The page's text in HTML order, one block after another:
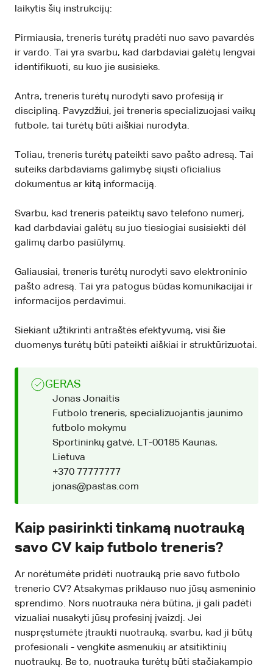
laikytis šių instrukcijų:
Pirmiausia, treneris turėtų pradėti nuo savo pavardės
ir vardo. Tai yra svarbu, kad darbdaviai galėtų lengvai
identifikuoti, su kuo jie susisieks.
Antra, treneris turėtų nurodyti savo profesiją ir
discipliną. Pavyzdžiui, jei treneris specializuojasi vaikų
futbole, tai turėtų būti aiškiai nurodyta.
Toliau, treneris turėtų pateikti savo pašto adresą. Tai
suteiks darbdaviams galimybę siųsti oficialius
dokumentus ar kitą informaciją.
Svarbu, kad treneris pateiktų savo telefono numerį,
kad darbdaviai galėtų su juo tiesiogiai susisiekti dėl
galimų darbo pasiūlymų.
Galiausiai, treneris turėtų nurodyti savo elektroninio
pašto adresą. Tai yra patogus būdas komunikacijai ir
informacijos perdavimui.
Siekiant užtikrinti antraštės efektyvumą, visi šie
duomenys turėtų būti pateikti aiškiai ir struktūrizuotai.
GERAS
Jonas Jonaitis
Futbolo treneris, specializuojantis jaunimo
futbolo mokymu
Sportininkų gatvė, LT-00185 Kaunas,
Lietuva
+370 77777777
jonas@pastas.com
Kaip pasirinkti tinkamą nuotrauką
savo CV kaip futbolo treneris?
Ar norėtumėte pridėti nuotrauką prie savo futbolo
trenerio CV? Atsakymas priklauso nuo jūsų asmeninio
sprendimo. Nors nuotrauka nėra būtina, ji gali padėti
vizualiai nusakyti jūsų profesinį įvaizdį. Jei
nuspręstumėte įtraukti nuotrauką, svarbu, kad ji būtų
profesionali - vengkite asmenukių ar atsitiktinių
nuotraukų. Be to, nuotrauka turėtų būti stačiakampio